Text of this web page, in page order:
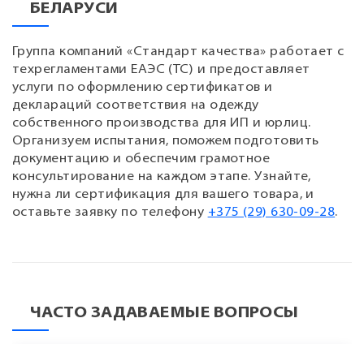
БЕЛАРУСИ
Группа компаний «Стандарт качества» работает с
техрегламентами ЕАЭС (ТС) и предоставляет
услуги по оформлению сертификатов и
деклараций соответствия на одежду
собственного производства для ИП и юрлиц.
Организуем испытания, поможем подготовить
документацию и обеспечим грамотное
консультирование на каждом этапе. Узнайте,
нужна ли сертификация для вашего товара, и
оставьте заявку по телефону +375 (29) 630-09-28.
ЧАСТО ЗАДАВАЕМЫЕ ВОПРОСЫ